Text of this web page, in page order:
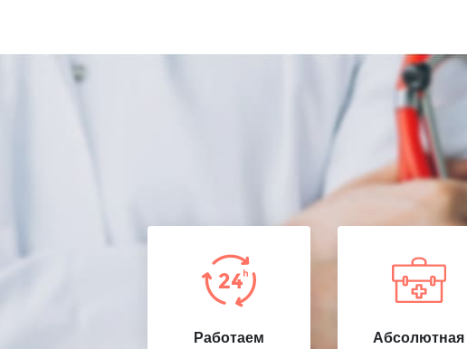
Работаем
Абсолютная